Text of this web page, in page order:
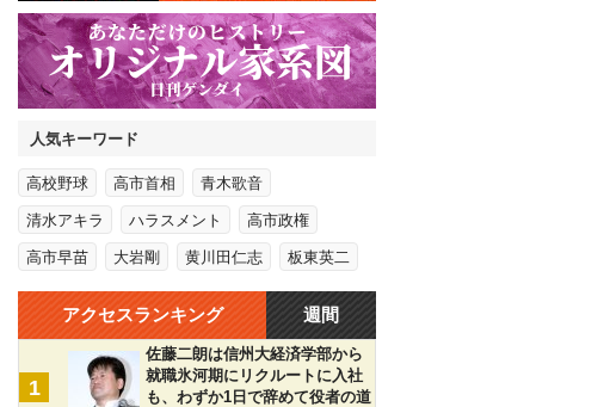
人気キーワード
高校野球 高市首相 青木歌音
清水アキラ ハラスメント 高市政権
高市早苗 大岩剛 黄川田仁志 板東英二
アクセスランキング 週間
1
佐藤二朗は信州大経済学部から
就職氷河期にリクルートに入社
も、わずか1日で辞めて役者の道